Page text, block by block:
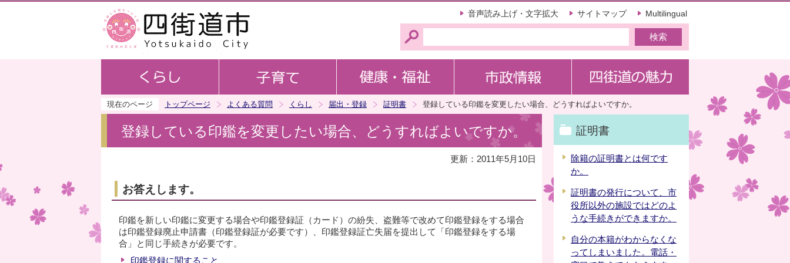
音声読み上げ・文字拡大 サイトマップ Multilingual
現在のページ トップページ よくある質問 くらし 届出・登録 証明書 登録している印鑑を変更したい場合、どうすればよいですか。
登録している印鑑を変更したい場合、どうすればよいですか。
更新：2011年5月10日
お答えします。
印鑑を新しい印鑑に変更する場合や印鑑登録証（カード）の紛失、盗難等で改めて印鑑登録をする場合
は印鑑登録廃止申請書（印鑑登録証が必要です）、印鑑登録証亡失届を提出して「印鑑登録をする場
合」と同じ手続きが必要です。
印鑑登録に関すること
証明書
除籍の証明書とは何です
か。
証明書の発行について、市
役所以外の施設ではどのよ
うな手続きができますか。
自分の本籍がわからなくな
ってしまいました。電話・